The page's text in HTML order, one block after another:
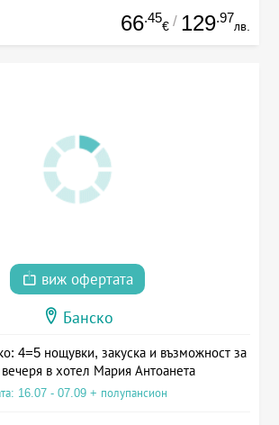
66.45
€ / 129.97
лв.
виж офертата
Банско
4=5 нощувки, закуска и възможност за
в хотел Мария Антоанета
16.07 - 07.09 + полупансион